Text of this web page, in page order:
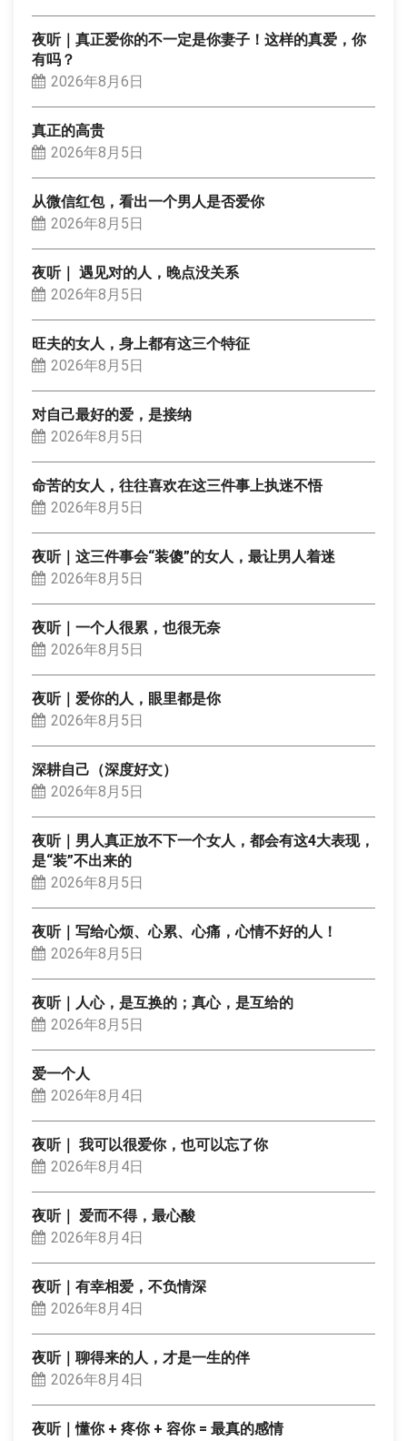
夜听｜真正爱你的不一定是你妻子！这样的真爱，你
有吗？
2026年8月6日
真正的高贵
2026年8月5日
从微信红包，看出一个男人是否爱你
2026年8月5日
夜听｜ 遇见对的人，晚点没关系
2026年8月5日
旺夫的女人，身上都有这三个特征
2026年8月5日
对自己最好的爱，是接纳
2026年8月5日
命苦的女人，往往喜欢在这三件事上执迷不悟
2026年8月5日
夜听｜这三件事会“装傻”的女人，最让男人着迷
2026年8月5日
夜听｜一个人很累，也很无奈
2026年8月5日
夜听｜爱你的人，眼里都是你
2026年8月5日
深耕自己（深度好文）
2026年8月5日
夜听｜男人真正放不下一个女人，都会有这4大表现，
是“装”不出来的
2026年8月5日
夜听｜写给心烦、心累、心痛，心情不好的人！
2026年8月5日
夜听｜人心，是互换的；真心，是互给的
2026年8月5日
爱一个人
2026年8月4日
夜听｜ 我可以很爱你，也可以忘了你
2026年8月4日
夜听｜ 爱而不得，最心酸
2026年8月4日
夜听｜有幸相爱，不负情深
2026年8月4日
夜听｜聊得来的人，才是一生的伴
2026年8月4日
夜听｜懂你 + 疼你 + 容你 = 最真的感情